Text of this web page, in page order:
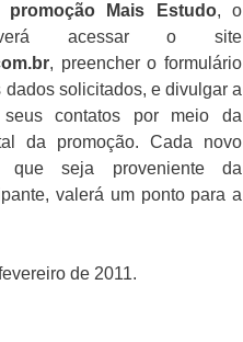
promoção Mais Estudo, o
acessar o site
, preencher o formulário
solicitados, e divulgar a
contatos por meio da
da promoção. Cada novo
que seja proveniente da
valerá um ponto para a
de 2011.